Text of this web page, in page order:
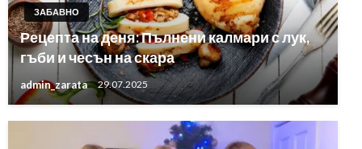
ЗАБАВНО
Рецепта на деня: Пълнени калмари с лук,
гъби и чесън на скара
admin_zarata 29.07.2025